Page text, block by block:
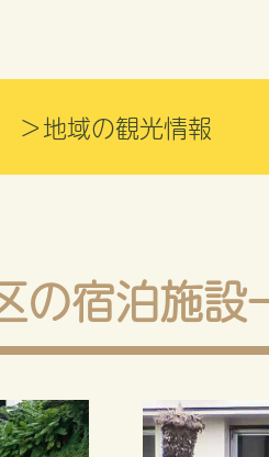
＞地域の観光情報
区の宿泊施